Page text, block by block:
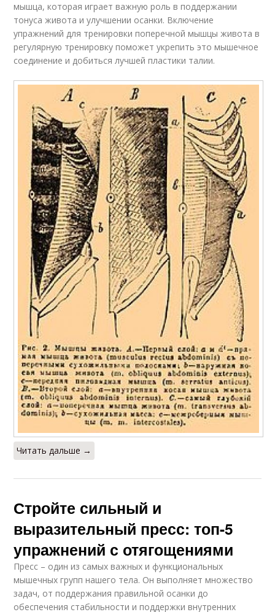
мышца, которая играет важную роль в поддержании
тонуса живота и улучшении осанки. Включение
упражнений для тренировки поперечной мышцы живота в
регулярную тренировку поможет укрепить это мышечное
соединение и добиться лучшей пластики талии.
Читать дальше →
Стройте сильный и
выразительный пресс: топ-5
упражнений с отягощениями
Пресс – один из самых важных и функциональных
мышечных групп нашего тела. Он выполняет множество
задач, от поддержания правильной осанки до
обеспечения стабильности и поддержки внутренних